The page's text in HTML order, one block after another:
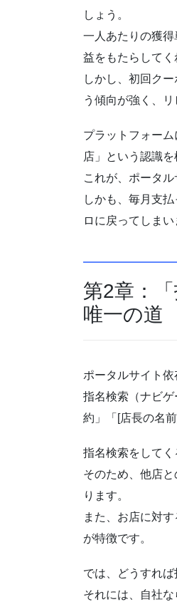
しょう。
一人あたりの獲
益をもたらしてく
しかし、初回ク
う傾向が強く、
プラットフォー
店」という認識を
これが、ポータ
しかも、毎月支
ロに戻ってしまい
第2章：
唯一の道
ポータルサイト
指名検索（ナビ
約」「[店長の名
指名検索をしてく
そのため、他店
ります。
また、お店に対
が特徴です。
では、どうすれ
それには、自社